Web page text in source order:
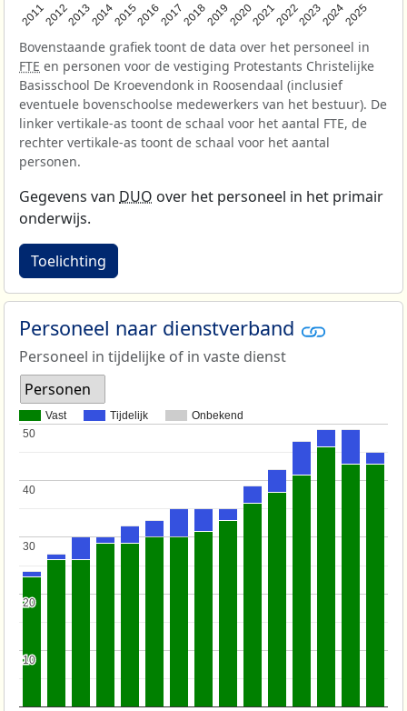
201120122013201420152016201720182019202020212022202320242025
Bovenstaande grafiek toont de data over het personeel in
FTE en personen voor de vestiging Protestants Christelijke
Basisschool De Kroevendonk in Roosendaal (inclusief
eventuele bovenschoolse medewerkers van het bestuur). De
linker vertikale-as toont de schaal voor het aantal FTE, de
rechter vertikale-as toont de schaal voor het aantal
personen.
Gegevens van DUO over het personeel in het primair
onderwijs.
Toelichting
Personeel naar dienstverband
Personeel in tijdelijke of in vaste dienst
Personen
Vast Tijdelijk Onbekend
10
10
20
20
30
30
40
40
50
50